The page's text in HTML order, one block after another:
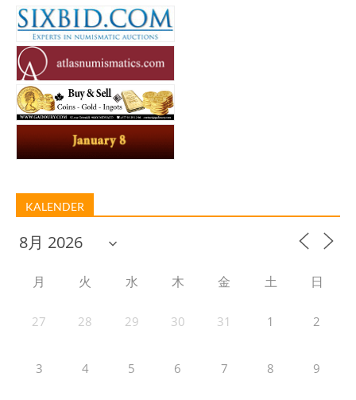
KALENDER
月 火 水 木 金 土 日
27 28 29 30 31 1 2
3 4 5 6 7 8 9